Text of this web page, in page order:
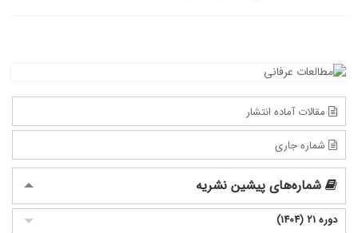
مقالات آماده انتشار
شماره جاری
شماره‌های پیشین نشریه
دوره 21 (1404)